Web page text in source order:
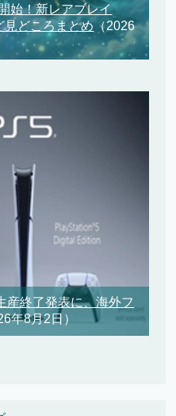
始！新レアブレイ
見どころまとめ（2026
産終了発表に、海外フ
年8月2日）